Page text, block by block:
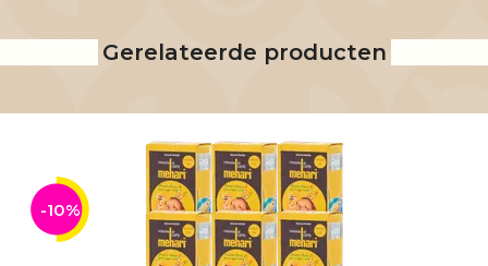
Gerelateerde producten
-10%